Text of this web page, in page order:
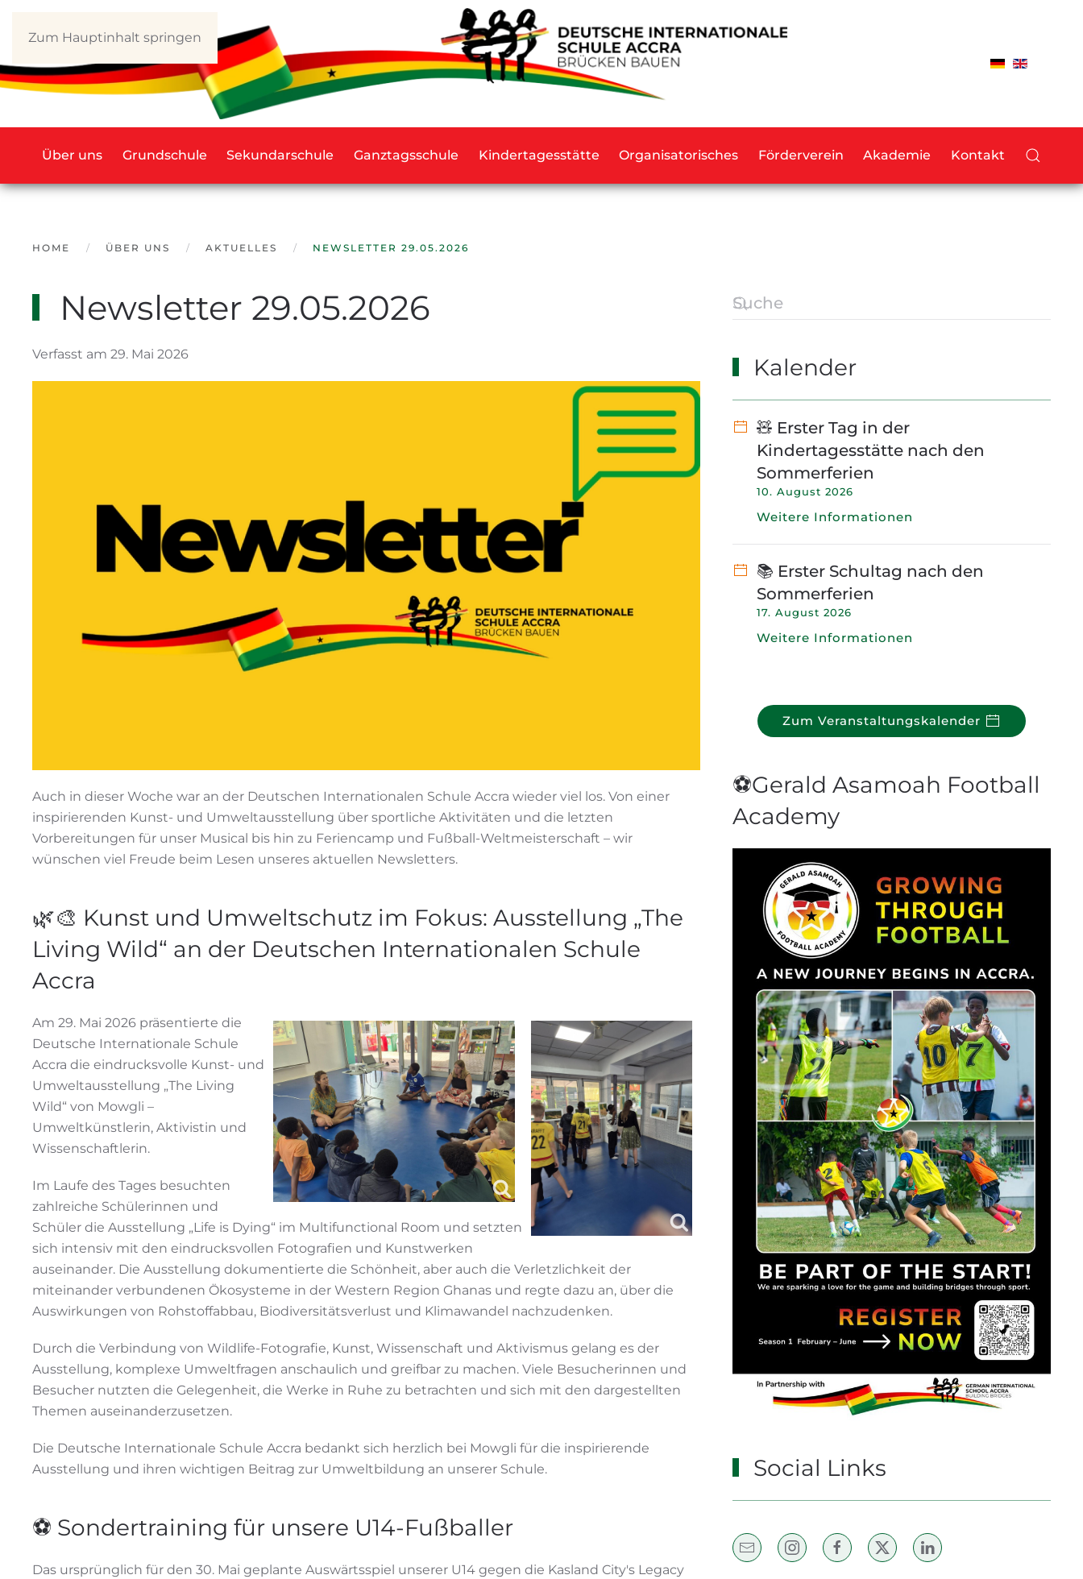
Zum Hauptinhalt springen
Über uns Grundschule Sekundarschule Ganztagsschule Kindertagesstätte Organisatorisches Förderverein Akademie Kontakt
HOME ÜBER UNS AKTUELLES NEWSLETTER 29.05.2026
Newsletter 29.05.2026
Verfasst am 29. Mai 2026
Auch in dieser Woche war an der Deutschen Internationalen Schule Accra wieder viel los. Von einer
inspirierenden Kunst- und Umweltausstellung über sportliche Aktivitäten und die letzten
Vorbereitungen für unser Musical bis hin zu Feriencamp und Fußball-Weltmeisterschaft – wir
wünschen viel Freude beim Lesen unseres aktuellen Newsletters.
🌿🎨 Kunst und Umweltschutz im Fokus: Ausstellung „The
Living Wild“ an der Deutschen Internationalen Schule
Accra
Am 29. Mai 2026 präsentierte die
Deutsche Internationale Schule
Accra die eindrucksvolle Kunst- und
Umweltausstellung „The Living
Wild“ von Mowgli –
Umweltkünstlerin, Aktivistin und
Wissenschaftlerin.
Im Laufe des Tages besuchten
zahlreiche Schülerinnen und
Schüler die Ausstellung „Life is Dying“ im Multifunctional Room und setzten
sich intensiv mit den eindrucksvollen Fotografien und Kunstwerken
auseinander. Die Ausstellung dokumentierte die Schönheit, aber auch die Verletzlichkeit der
miteinander verbundenen Ökosysteme in der Western Region Ghanas und regte dazu an, über die
Auswirkungen von Rohstoffabbau, Biodiversitätsverlust und Klimawandel nachzudenken.
Durch die Verbindung von Wildlife-Fotografie, Kunst, Wissenschaft und Aktivismus gelang es der
Ausstellung, komplexe Umweltfragen anschaulich und greifbar zu machen. Viele Besucherinnen und
Besucher nutzten die Gelegenheit, die Werke in Ruhe zu betrachten und sich mit den dargestellten
Themen auseinanderzusetzen.
Die Deutsche Internationale Schule Accra bedankt sich herzlich bei Mowgli für die inspirierende
Ausstellung und ihren wichtigen Beitrag zur Umweltbildung an unserer Schule.
⚽ Sondertraining für unsere U14-Fußballer
Das ursprünglich für den 30. Mai geplante Auswärtsspiel unserer U14 gegen die Kasland City's Legacy
Kalender
🧸 Erster Tag in der
Kindertagesstätte nach den
Sommerferien
10. August 2026
Weitere Informationen
📚 Erster Schultag nach den
Sommerferien
17. August 2026
Weitere Informationen
Zum Veranstaltungskalender
⚽Gerald Asamoah Football
Academy
Social Links